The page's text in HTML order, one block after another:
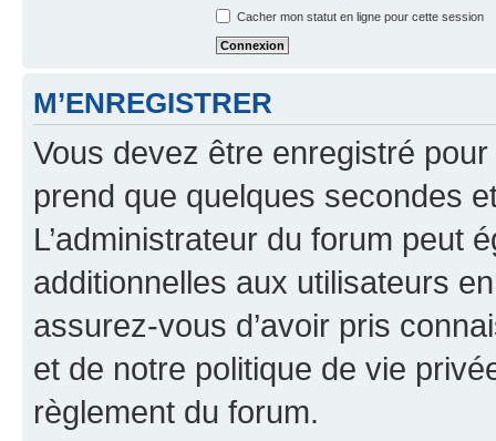
Cacher mon statut en ligne pour cette session
M’ENREGISTRER
Vous devez être enregistré
prend que quelques secondes
L’administrateur du forum peut
additionnelles aux utilisateurs
assurez-vous d’avoir pris
et de notre politique de vie
règlement du forum.